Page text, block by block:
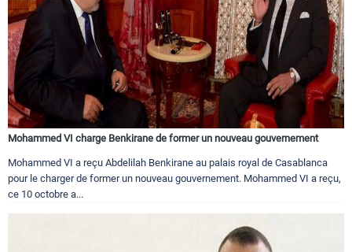
Mohammed VI charge Benkirane de former un nouveau gouvernement
Mohammed VI a reçu Abdelilah Benkirane au palais royal de Casablanca
pour le charger de former un nouveau gouvernement. Mohammed VI a reçu,
ce 10 octobre a...